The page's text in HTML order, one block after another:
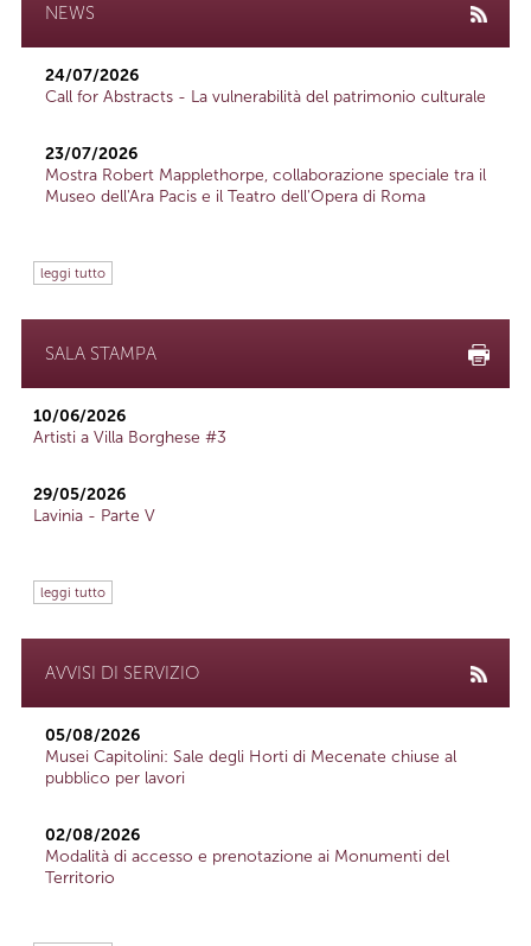
NEWS
24/07/2026
Call for Abstracts - La vulnerabilità del patrimonio culturale
23/07/2026
Mostra Robert Mapplethorpe, collaborazione speciale tra il
Museo dell'Ara Pacis e il Teatro dell'Opera di Roma
leggi tutto
SALA STAMPA
10/06/2026
Artisti a Villa Borghese #3
29/05/2026
Lavinia - Parte V
leggi tutto
AVVISI DI SERVIZIO
05/08/2026
Musei Capitolini: Sale degli Horti di Mecenate chiuse al
pubblico per lavori
02/08/2026
Modalità di accesso e prenotazione ai Monumenti del
Territorio